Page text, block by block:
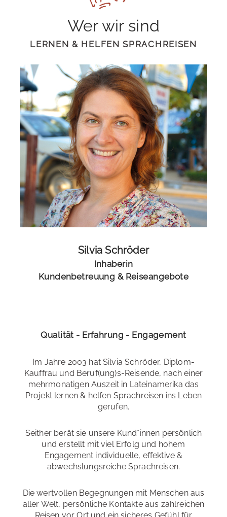
Wer wir sind
LERNEN & HELFEN SPRACHREISEN
Silvia Schröder
Inhaberin
Kundenbetreuung & Reiseangebote
Qualität - Erfahrung - Engagement
Im Jahre 2003 hat Silvia Schröder, Diplom-
Kauffrau und Beruf(ung)s-Reisende, nach einer
mehrmonatigen Auszeit in Lateinamerika das
Projekt lernen & helfen Sprachreisen ins Leben
gerufen.
Seither berät sie unsere Kund*innen persönlich
und erstellt mit viel Erfolg und hohem
Engagement individuelle, effektive &
abwechslungsreiche Sprachreisen.
Die wertvollen Begegnungen mit Menschen aus
aller Welt, persönliche Kontakte aus zahlreichen